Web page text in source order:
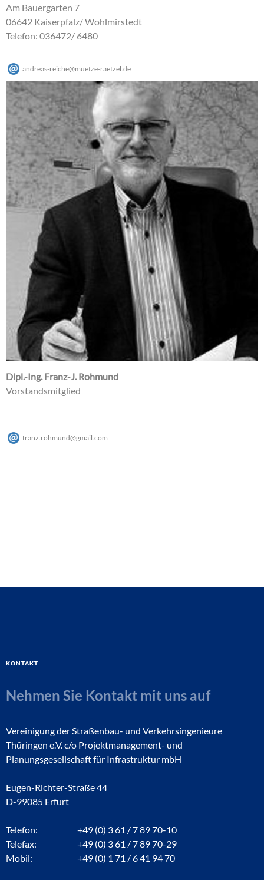
Am Bauergarten 7
06642 Kaiserpfalz/ Wohlmirstedt
Telefon: 036472/ 6480
andreas-reiche@muetze-raetzel.de
Dipl.-Ing. Franz-J. Rohmund
Vorstandsmitglied
franz.rohmund@gmail com
Kontakt
Nehmen Sie Kontakt mit uns auf
Vereinigung der Straßenbau- und Verkehrsingenieure
Thüringen e.V. c/o Projektmanagement- und
Planungsgesellschaft für Infrastruktur mbH
Eugen-Richter-Straße 44
D-99085 Erfurt
Telefon:
+49 (0) 3 61 / 7 89 70-10
Telefax:
+49 (0) 3 61 / 7 89 70-29
Mobil:
+49 (0) 1 71 / 6 41 94 70